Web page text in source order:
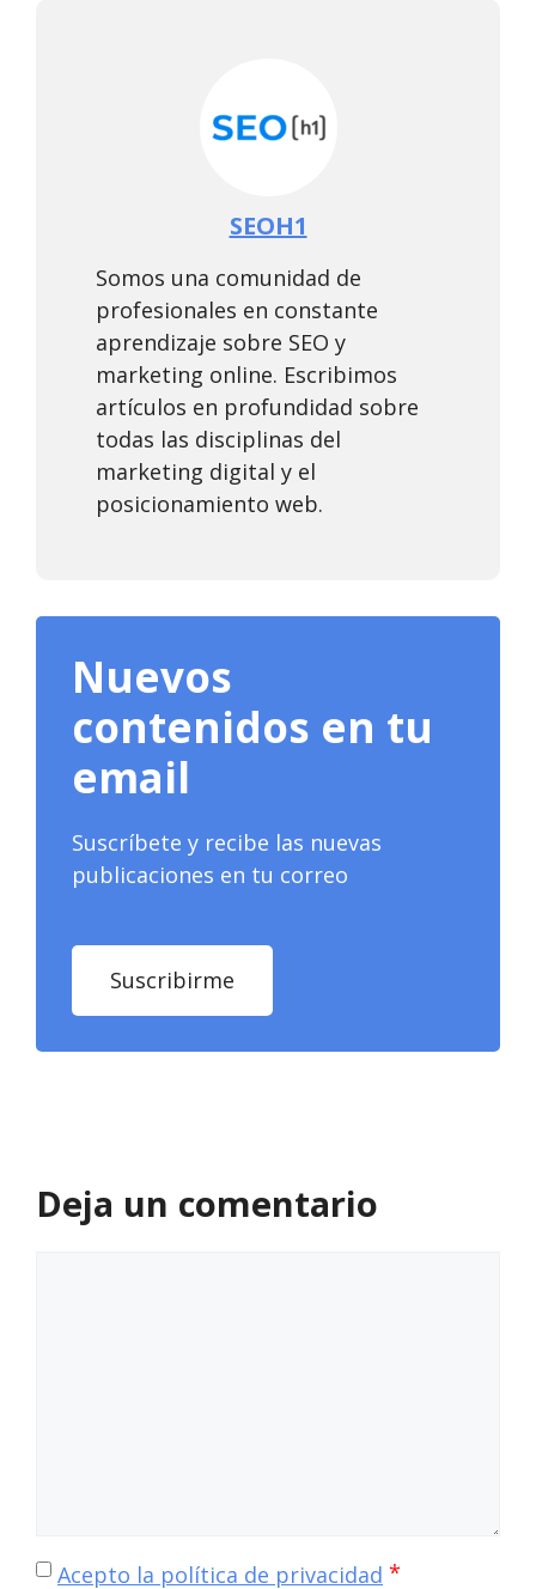
SEOH1
Somos una comunidad de
profesionales en constante
aprendizaje sobre SEO y
marketing online. Escribimos
artículos en profundidad sobre
todas las disciplinas del
marketing digital y el
posicionamiento web.
Nuevos
contenidos en tu
email
Suscríbete y recibe las nuevas
publicaciones en tu correo
Suscribirme
Deja un comentario
Acepto la política de privacidad *